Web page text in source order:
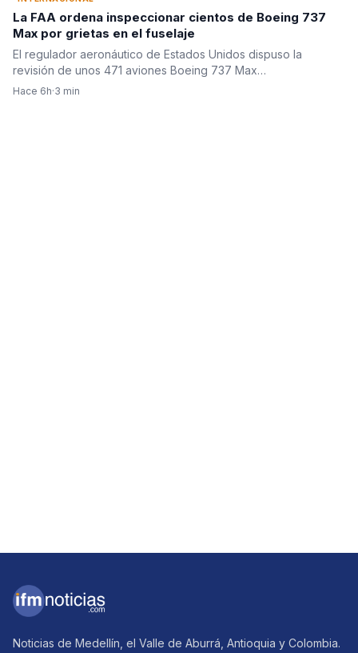
La FAA ordena inspeccionar cientos de Boeing 737
Max por grietas en el fuselaje
El regulador aeronáutico de Estados Unidos dispuso la
revisión de unos 471 aviones Boeing 737 Max…
Hace 6h·3 min
Noticias de Medellín, el Valle de Aburrá, Antioquia y Colombia.